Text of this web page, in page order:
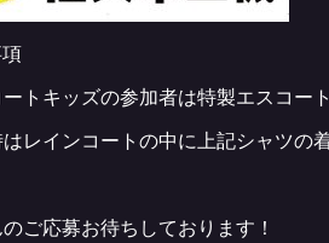
ートキッズの参加者は特製エスコー
はレインコートの中に上記シャツの
ご応募お待ちしております！